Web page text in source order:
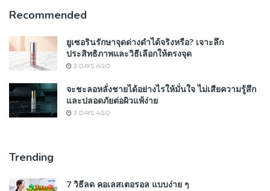
Recommended
ยูเซอรินรักษาจุดด่างดำได้จริงหรือ? เจาะลึก
ประสิทธิภาพและวิธีเลือกให้ตรงจุด
3 DAYS AGO
จะชะลอหลั่งชายได้อย่างไรให้มั่นใจ ไม่เสียความรู้สึก
และปลอดภัยต่อผิวแพ้ง่าย
3 DAYS AGO
Trending
7 วิธีลด คอเลสเตอรอล แบบง่าย ๆ